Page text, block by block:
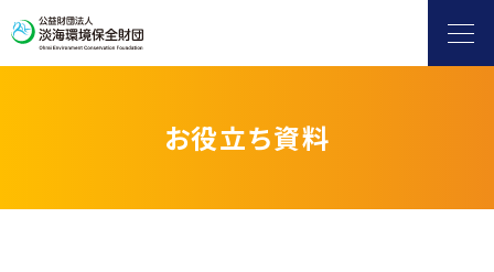
お役立ち資料